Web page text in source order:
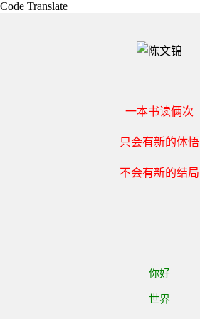
Code Translate
一本书读俩次
只会有新的体悟
不会有新的结局
你好
世界